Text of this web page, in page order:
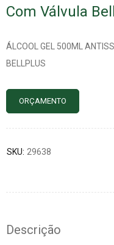
Com Válvula
ÁLCOOL GEL 500ML
BELLPLUS
ORÇAMENTO
SKU: 29638
Descrição